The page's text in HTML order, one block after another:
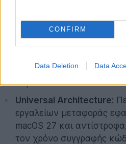
CONFIRM
Data Deletion Data
βελτιστοποιήσεις
M4 iPad Air, τη νέα οθόνη
το φημολογούμενο "πιο
αλλάξει τα δεδομένα της
Repair.
Universal Architecture:
εργαλείων μεταφοράς
macOS 27 και
τον χρόνο συγγραφής